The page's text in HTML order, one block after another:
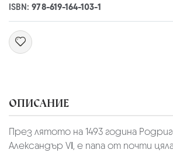
ISBN:978-619-164-103-1
ОПИСАНИЕ
През лятото на 1493 година
Александър VІ, е папа от почти